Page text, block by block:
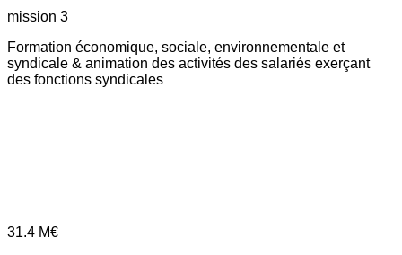
mission 3
Formation économique, sociale, environnementale et
syndicale & animation des activités des salariés exerçant
des fonctions syndicales
31.4 M€